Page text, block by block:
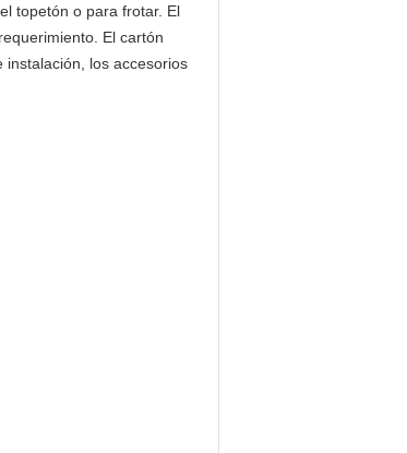
topetón o para frotar. El
El cartón
los accesorios